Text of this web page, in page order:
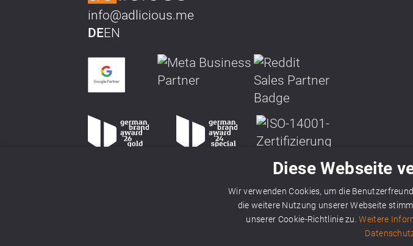
info@adlicious.me
DEEN
Diese Webseite
Wir verwenden Cookies, um die
die weitere Nutzung unserer Webseite
unserer Cookie-Richtlinie zu.Weitere